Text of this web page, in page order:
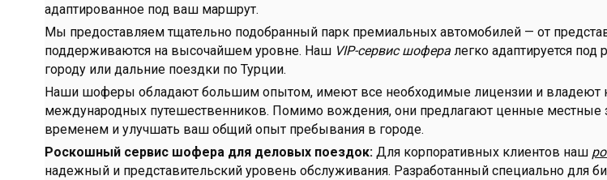
адаптированное под ваш маршрут.
Мы предоставляем тщательно подобранный парк премиальных автомобилей — от
поддерживаются на высочайшем уровне. Наш VIP-сервис шофера легко адаптируется
городу или дальние поездки по Турции.
Наши шоферы обладают большим опытом, имеют все необходимые лицензии и владеют
международных путешественников. Помимо вождения, они предлагают ценные местные
временем и улучшать ваш общий опыт пребывания в городе.
Роскошный сервис шофера для деловых поездок: Для корпоративных клиентов наш
надежный и представительский уровень обслуживания. Разработанный специально для